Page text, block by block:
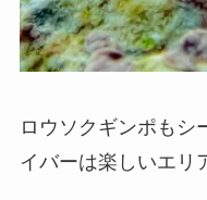
ロウソクギンポもシ
イバーは楽しいエリ